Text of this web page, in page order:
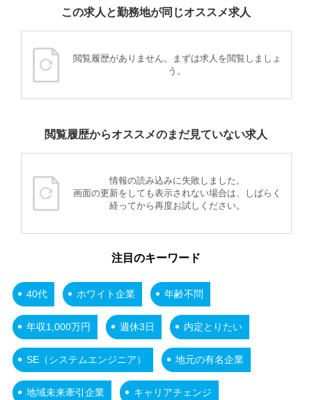
この求人と勤務地が同じオススメ求人
閲覧履歴がありません。まずは求人を閲覧しましょ
う。
閲覧履歴からオススメのまだ見ていない求人
情報の読み込みに失敗しました。
画面の更新をしても表示されない場合は、しばらく
経ってから再度お試しください。
注目のキーワード
40代 ホワイト企業 年齢不問
年収1,000万円 週休3日 内定とりたい
SE（システムエンジニア） 地元の有名企業
地域未来牽引企業 キャリアチェンジ